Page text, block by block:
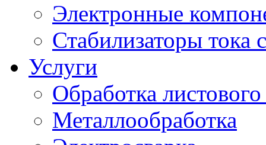
Электронные
Стабилизаторы тока
Услуги
Обработка
Металлообработка